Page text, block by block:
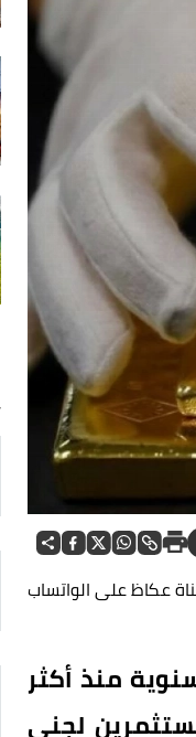
عكاظ على الواتساب
منذ أكثر
لجني